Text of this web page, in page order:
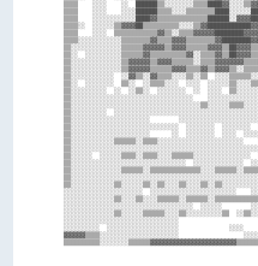
▒▒▒▒    ░░░░    ░░
▒▒▒▒    ░░░░
▒▒▒▒
▒▒▒▒░░
▒▒▒▒    ░░░░
▒▒░░
▒▒░░░░░░░░░░░░  ░░▓▓▒▒░░▓▓▒▒▒▒░░░░▒▒░░▒▒
▒▒░░  ░░░░░░░░  ▒▒░░  ░░▒▒▒▒░░░░  ░░░░
▒▒░░░░░░░░░░  ░░  ░░▒▒░░  ░░░░░░░░  ░░  ░░░░
▒▒░░░░░░░░░░░░░░░░░░░░░░░░░░░░░░░░░░
▒▒░░░░░░░░░░
▒▒░░░░░░░░░░░░░░░░░░░░░░
▒▒░░░░░░░░░░░░░░░░░░░░░░░░░░░░░░  ░░░░░░░░
▒▒░░░░░░░░░░░░░░░░░░░░░░      ░░  ░░░░░░░░  ░░░░
▒▒░░░░░░
▒▒░░░░░░░░░░░░░░░░░░░░░░░░░░░░░░░░
░░░░░░░░░░░░░░░░░░░░░░
░░░░░░░░░░░░░░░░░░░░░░░░░░░░░░░░░░░░  ░░░░░░
░░░░░░░░░░░░░░▒▒░░░░░░▒▒▒▒▒▒░░░░▒▒░░░░░░░░░░▒▒
░░░░░░░░░░░░░░░░░░░░░░░░░░░░░░░░
░░░░░░░░░░  ░░░░░░░░░░░░░░░░░░░░              ░░░░
▓▓▓▓▓▓▒▒▒▒░░░░░░░░░░░░░░░░░░░░░░